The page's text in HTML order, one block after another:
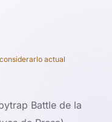
actual
Battle de la